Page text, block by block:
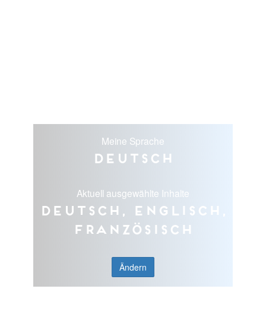
Meine Sprache
Deutsch
Aktuell ausgewählte Inhalte
Deutsch, Englisch,
Französisch
Ändern